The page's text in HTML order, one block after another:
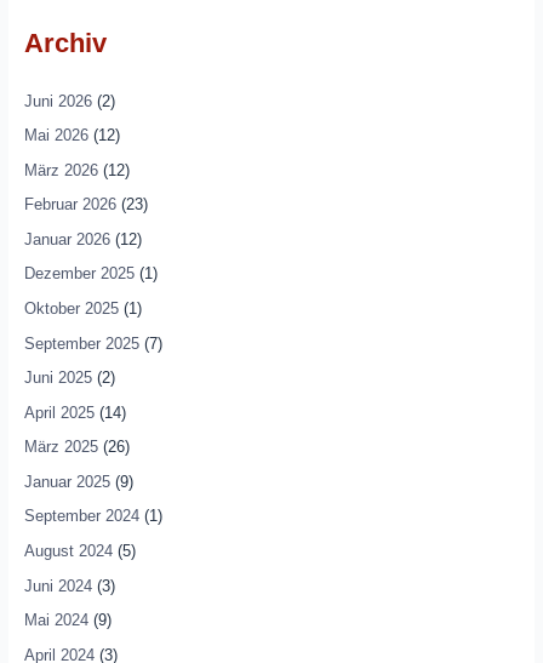
Archiv
Juni 2026(2)
Mai 2026(12)
März 2026(12)
Februar 2026(23)
Januar 2026(12)
Dezember 2025(1)
Oktober 2025(1)
September 2025(7)
Juni 2025(2)
April 2025(14)
März 2025(26)
Januar 2025(9)
September 2024(1)
August 2024(5)
Juni 2024(3)
Mai 2024(9)
April 2024(3)